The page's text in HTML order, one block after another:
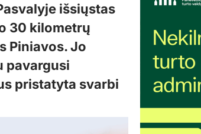
išsiųstas
30 kilometrų
Piniavos. Jo
pavargusi
pristatyta svarbi